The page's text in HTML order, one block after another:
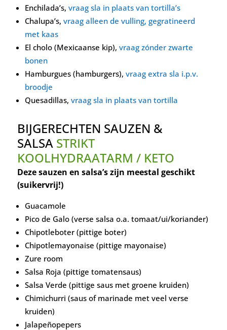
Enchilada’s,vraag sla in plaats van tortilla’s
Chalupa’s,vraag alleen de vulling, gegratineerd
met kaas
El cholo (Mexicaanse kip),vraag zónder zwarte
bonen
Hamburgues (hamburgers),vraag extra sla i.p.v.
broodje
Quesadillas,vraag sla in plaats van tortilla
BIJGERECHTEN SAUZEN &
SALSA STRIKT
KOOLHYDRAATARM / KETO
Deze sauzen en salsa’s zijn meestal geschikt
(suikervrij!)
Guacamole
Pico de Galo (verse salsa o.a. tomaat/ui/koriander)
Chipotleboter (pittige boter)
Chipotlemayonaise (pittige mayonaise)
Zure room
Salsa Roja (pittige tomatensaus)
Salsa Verde (pittige saus met groene kruiden)
Chimichurri (saus of marinade met veel verse
kruiden)
Jalapeñopepers